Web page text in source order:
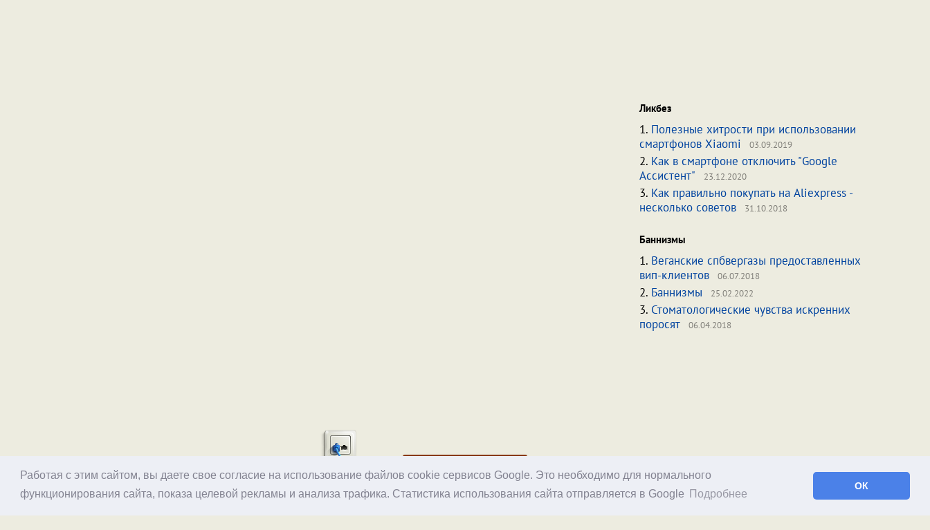
Работая с этим сайтом, вы даете свое согласие на использование файлов cookie сервисов Google. Это необходимо для нормального
функционирования сайта, показа целевой рекламы и анализа трафика. Статистика использования сайта отправляется в Google
Подробнее
ОК
Ликбез
1. Полезные хитрости при использовании
смартфонов Xiaomi
03.09.2019
2. Как в смартфоне отключить "Google
Ассистент"
23.12.2020
3. Как правильно покупать на Aliexpress -
несколько советов
31.10.2018
Баннизмы
1. Веганские спбвергазы предоставленных
вип-клиентов
06.07.2018
2. Баннизмы 25.02.2022
3. Стоматологические чувства искренних
поросят
06.04.2018
© 1998–2026 Alex Exler RSS блога